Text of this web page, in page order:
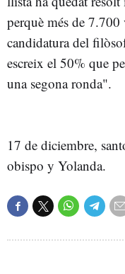
perquè més de 7.700
candidatura del
escreix el 50% que
una segona ronda".
17 de diciembre,
obispo y Yolanda.